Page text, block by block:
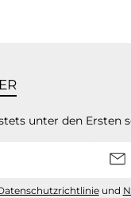
unter den
und